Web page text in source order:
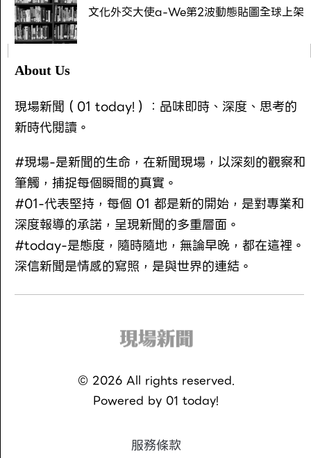
文化外交大使a-We第2波動態貼圖全球上架
About Us
現場新聞（01 today!）：品味即時、深度、思考的
新時代閱讀。
#現場-是新聞的生命，在新聞現場，以深刻的觀察和
筆觸，捕捉每個瞬間的真實。
#01-代表堅持，每個 01 都是新的開始，是對專業和
深度報導的承諾，呈現新聞的多重層面。
#today-是態度，隨時隨地，無論早晚，都在這裡。
深信新聞是情感的寫照，是與世界的連結。
© 2026All rights reserved.
Powered by 01 today!
服務條款